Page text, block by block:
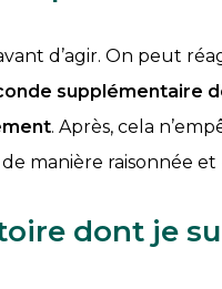
d’agir. On peut
supplémentaire
. Après, cela
manière raisonnée
dont je